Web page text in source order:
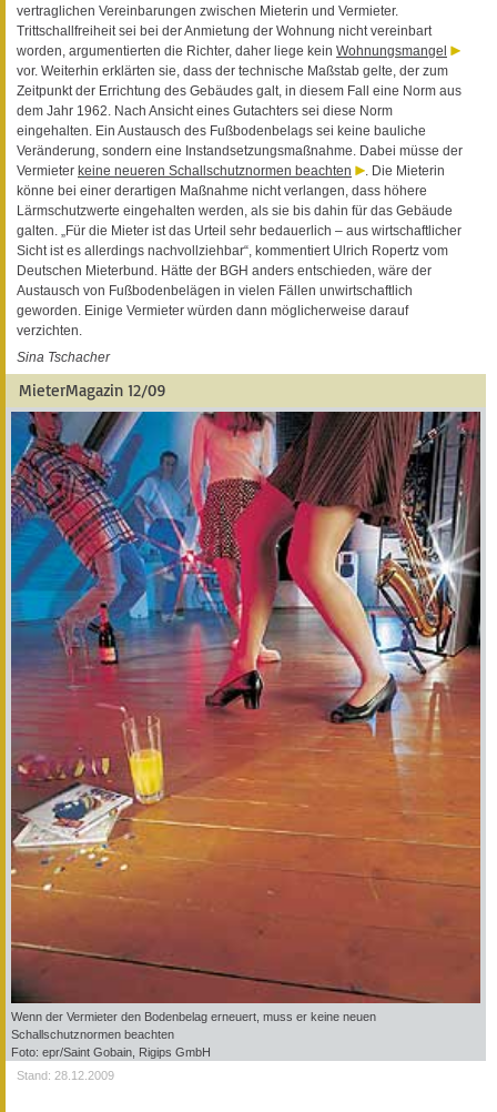
vertraglichen Vereinbarungen zwischen Mieterin und Vermieter.
Trittschallfreiheit sei bei der Anmietung der Wohnung nicht vereinbart
worden, argumentierten die Richter, daher liege kein Wohnungsmangel
vor. Weiterhin erklärten sie, dass der technische Maßstab gelte, der zum
Zeitpunkt der Errichtung des Gebäudes galt, in diesem Fall eine Norm aus
dem Jahr 1962. Nach Ansicht eines Gutachters sei diese Norm
eingehalten. Ein Austausch des Fußbodenbelags sei keine bauliche
Veränderung, sondern eine Instandsetzungsmaßnahme. Dabei müsse der
Vermieter keine neueren Schallschutznormen beachten
. Die Mieterin
könne bei einer derartigen Maßnahme nicht verlangen, dass höhere
Lärmschutzwerte eingehalten werden, als sie bis dahin für das Gebäude
galten. „Für die Mieter ist das Urteil sehr bedauerlich – aus wirtschaftlicher
Sicht ist es allerdings nachvollziehbar“, kommentiert Ulrich Ropertz vom
Deutschen Mieterbund. Hätte der BGH anders entschieden, wäre der
Austausch von Fußbodenbelägen in vielen Fällen unwirtschaftlich
geworden. Einige Vermieter würden dann möglicherweise darauf
verzichten.
Sina Tschacher
MieterMagazin 12/09
Wenn der Vermieter den Bodenbelag erneuert, muss er keine neuen
Schallschutznormen beachten
Foto: epr/Saint Gobain, Rigips GmbH
Stand: 28.12.2009